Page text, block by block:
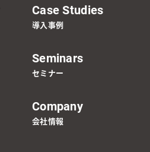
Case Studies
導入事例
Seminars
セミナー
Company
会社情報